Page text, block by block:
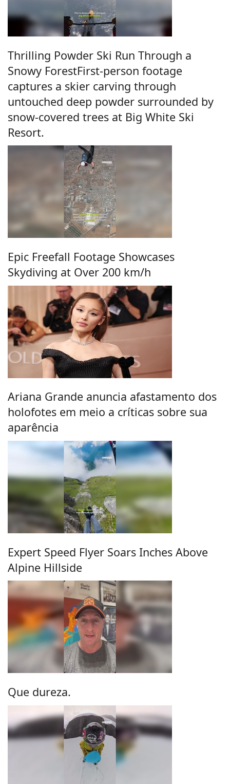
Thrilling Powder Ski Run Through a
Snowy ForestFirst-person footage
captures a skier carving through
untouched deep powder surrounded by
snow-covered trees at Big White Ski
Resort.
Epic Freefall Footage Showcases
Skydiving at Over 200 km/h
Ariana Grande anuncia afastamento dos
holofotes em meio a críticas sobre sua
aparência
Expert Speed Flyer Soars Inches Above
Alpine Hillside
Que dureza.